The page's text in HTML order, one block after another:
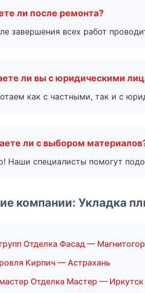
ли после ремонта?
завершения всех работ
ли вы с юридическими
как с частными, так и с
ли с выбором
Наши специалисты помогут
компании: Укладка
Отделка Фасад —
Кирпич — Астрахань
Отделка Мастер — Иркутск